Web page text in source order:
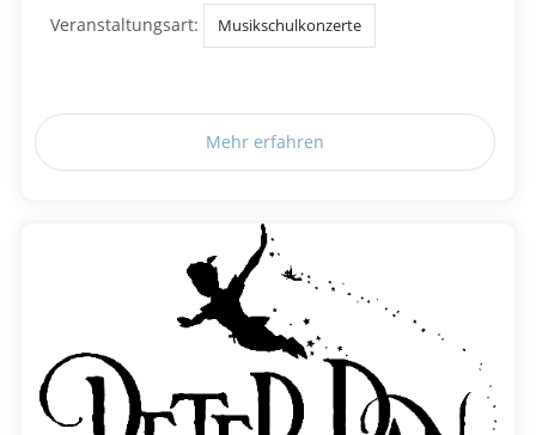
Veranstaltungsart: Musikschulkonzerte
Mehr erfahren